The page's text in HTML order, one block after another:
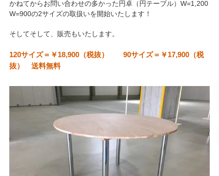
かねてからお問い合わせの多かった円卓（円テーブル）W=1,200
W=900の2サイズの取扱いを開始いたします！
そしてそして、販売もいたします。
120サイズ＝￥18,900（税抜） 90サイズ＝￥17,900（税
抜） 送料無料